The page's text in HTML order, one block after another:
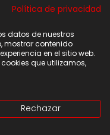
ofertas y
y desarrollado por
Política de privacidad
datos de nuestros
mostrar contenido
en el sitio web.
que utilizamos,
Rechazar